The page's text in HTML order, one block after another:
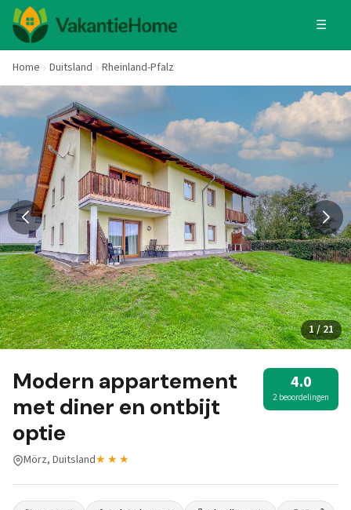
☰
Home Duitsland Rheinland-Pfalz
1 / 21
Modern appartement
met diner en ontbijt
optie
4.0
2 beoordelingen
Mörz, Duitsland★★★